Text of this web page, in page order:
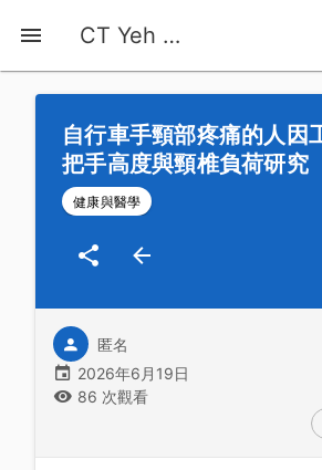
CT Yeh 公路車基地
首頁 運動知識
自行車手頸部疼痛的人因
把手高度與頸椎負荷研究
健康與醫學
匿名
2026年6月19日
86 次觀看